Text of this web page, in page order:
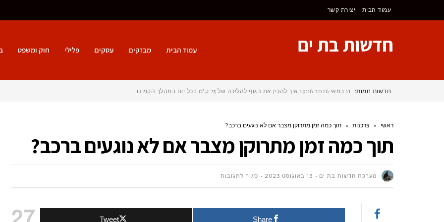
עמוד הבית יצירת קשר
חדשות בת ים עמוד הבית מבזקים עסקים פלילי חוק ומשפט
חדשות חמות: 11 במאי 2026 19:16 איך להכין את הגוף להליכה של 25 ק"מ בכל יום במהלך הקמינו דה סנטיא
ראשי » צרכנות » תוך כמה זמן מתרוקן מצבר אם לא נוגעים ברכב?
תוך כמה זמן מתרוקן מצבר אם לא נוגעים ברכב?
מערכת חדשות בת ים 13 באוגוסט 2023 סגור לתגובותעל
Share
Tweet